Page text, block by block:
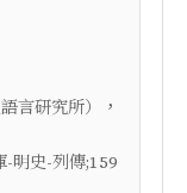
言研究所）
，
-明史-列傳;159